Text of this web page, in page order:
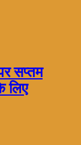
सप्तम
लिए